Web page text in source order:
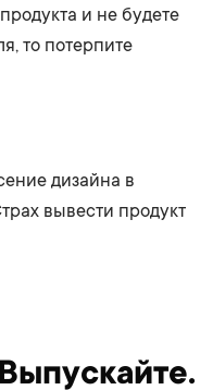
и не будете
то потерпите
дизайна в
вывести продукт